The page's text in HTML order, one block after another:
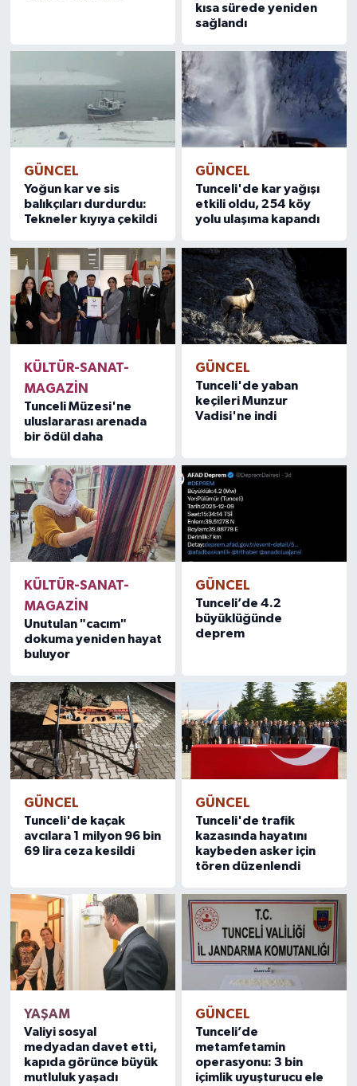
kısa sürede yeniden
sağlandı
GÜNCEL
Yoğun kar ve sis
balıkçıları durdurdu:
Tekneler kıyıya çekildi
GÜNCEL
Tunceli'de kar yağışı
etkili oldu, 254 köy
yolu ulaşıma kapandı
KÜLTÜR-SANAT-
MAGAZİN
Tunceli Müzesi'ne
uluslararası arenada
bir ödül daha
GÜNCEL
Tunceli'de yaban
keçileri Munzur
Vadisi'ne indi
KÜLTÜR-SANAT-
MAGAZİN
Unutulan "cacım"
dokuma yeniden hayat
buluyor
GÜNCEL
Tunceli’de 4.2
büyüklüğünde
deprem
GÜNCEL
Tunceli'de kaçak
avcılara 1 milyon 96 bin
69 lira ceza kesildi
GÜNCEL
Tunceli'de trafik
kazasında hayatını
kaybeden asker için
tören düzenlendi
YAŞAM
Valiyi sosyal
medyadan davet etti,
kapıda görünce büyük
mutluluk yaşadı
GÜNCEL
Tunceli’de
metamfetamin
operasyonu: 3 bin
içimlik uyuşturucu ele